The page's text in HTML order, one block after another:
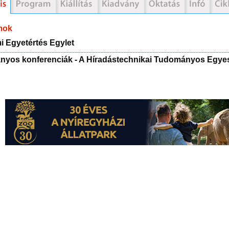
Egyetértés Egylet
konferenciák - A Híradástechnikai Tudományos